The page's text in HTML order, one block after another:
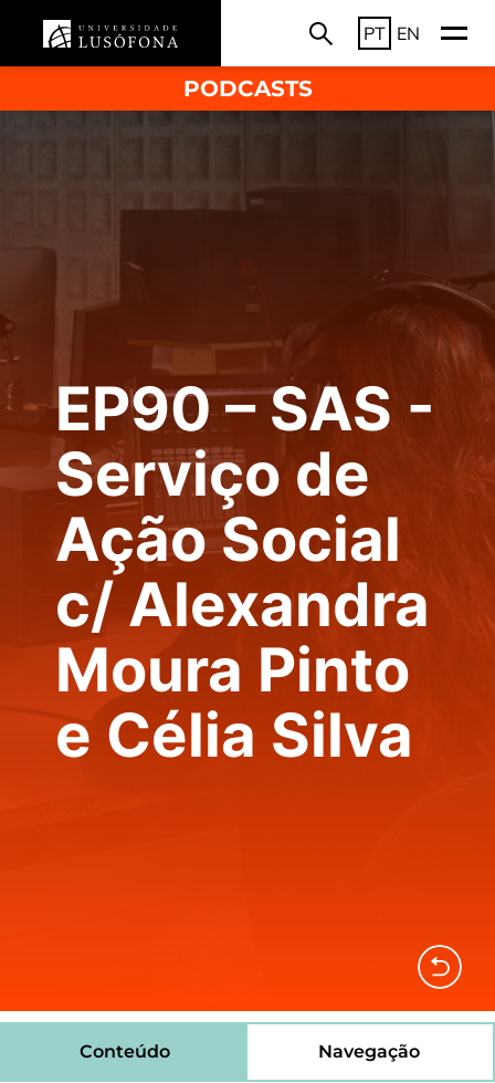
PT EN
PODCASTS
EP90 – SAS -
Serviço de
Ação Social
c/ Alexandra
Moura Pinto
e Célia Silva
Conteúdo Navegação